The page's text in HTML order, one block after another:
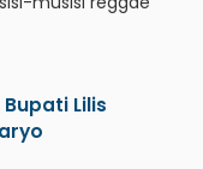
Bupati Lilis